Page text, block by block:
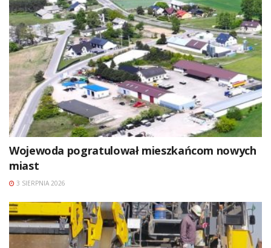
Wojewoda pogratulował mieszkańcom nowych
miast
3 SIERPNIA 2026